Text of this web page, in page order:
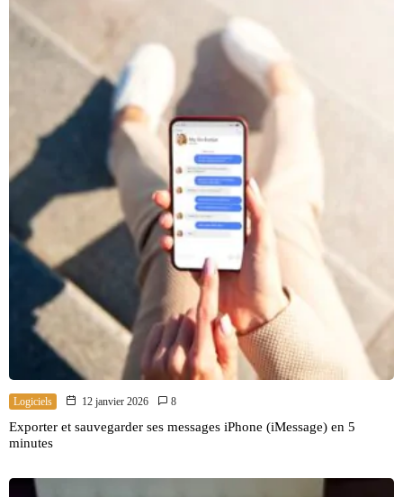
Logiciels 12 janvier 2026 8
Exporter et sauvegarder ses messages iPhone (iMessage) en 5
minutes